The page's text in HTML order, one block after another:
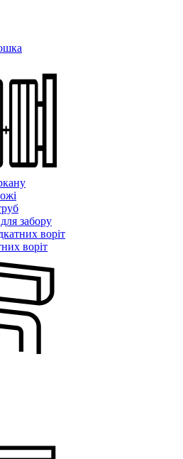
забору
воріт
воріт